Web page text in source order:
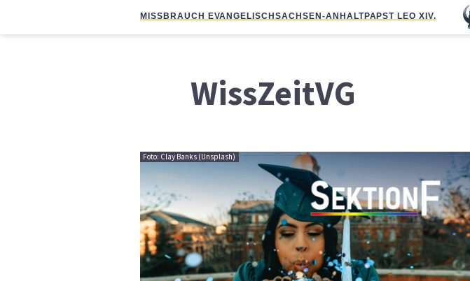
MISSBRAUCH EVANGELISCHSACHSEN-ANHALTPAPST LEO XIV.
WissZeitVG
Foto: Clay Banks (Unsplash)